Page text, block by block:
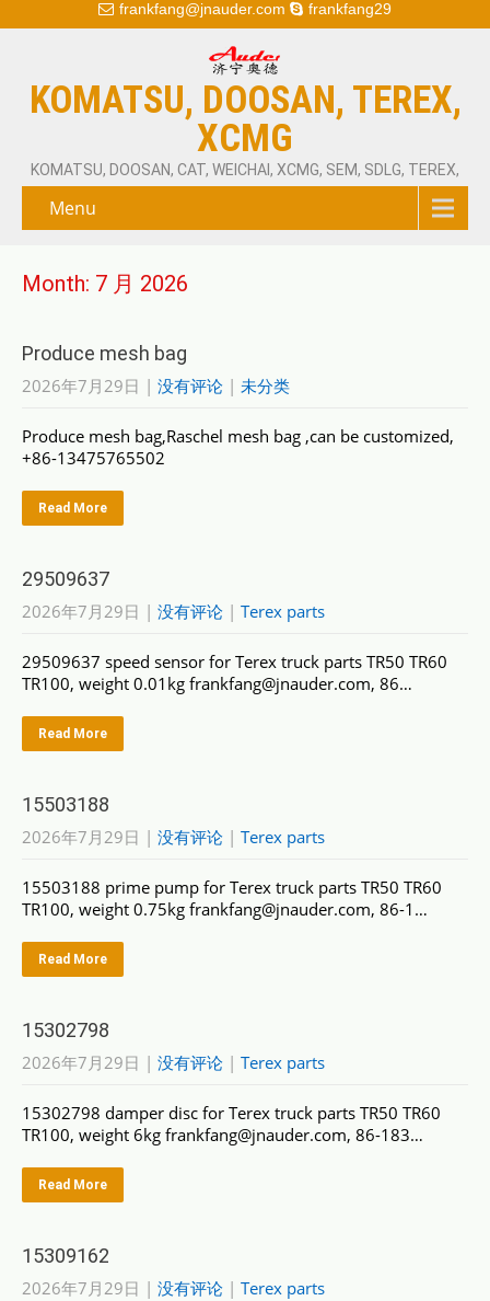
frankfang@jnauder.com frankfang29
KOMATSU, DOOSAN, TEREX,
XCMG
KOMATSU, DOOSAN, CAT, WEICHAI, XCMG, SEM, SDLG, TEREX,
Menu
Month: 7 月 2026
Produce mesh bag
2026年7月29日 | 没有评论 | 未分类
Produce mesh bag,Raschel mesh bag ,can be customized,
+86-13475765502
Read More
29509637
2026年7月29日 | 没有评论 | Terex parts
29509637 speed sensor for Terex truck parts TR50 TR60
TR100, weight 0.01kg frankfang@jnauder.com, 86…
Read More
15503188
2026年7月29日 | 没有评论 | Terex parts
15503188 prime pump for Terex truck parts TR50 TR60
TR100, weight 0.75kg frankfang@jnauder.com, 86-1…
Read More
15302798
2026年7月29日 | 没有评论 | Terex parts
15302798 damper disc for Terex truck parts TR50 TR60
TR100, weight 6kg frankfang@jnauder.com, 86-183…
Read More
15309162
2026年7月29日 | 没有评论 | Terex parts